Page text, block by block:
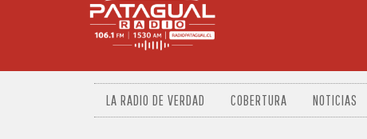
LA RADIO DE VERDAD COBERTURA NOTICIAS